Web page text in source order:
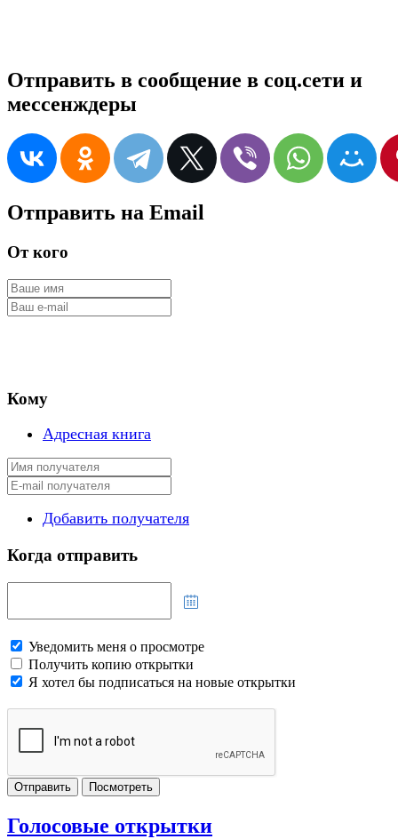
Отправить в сообщение в соц.сети и
мессенждеры
Отправить на Email
От кого
Кому
Адресная книга
Добавить получателя
Когда отправить
Уведомить меня о просмотре
Получить копию открытки
Я хотел бы подписаться на новые открытки
Отправить Посмотреть
Голосовые открытки